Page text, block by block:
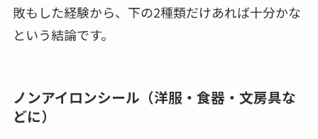
敗もした経験から、下の2種類だけあれば十分かな
という結論です。
ノンアイロンシール（洋服・食器・文房具な
どに）